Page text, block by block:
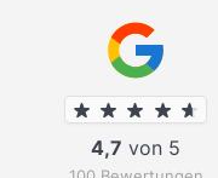
4,7 von 5